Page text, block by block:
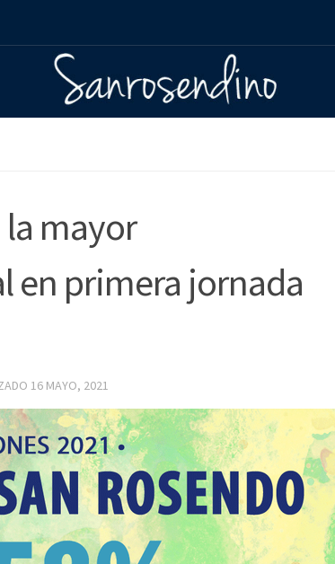
la mayor
en primera jornada
16 MAYO, 2021